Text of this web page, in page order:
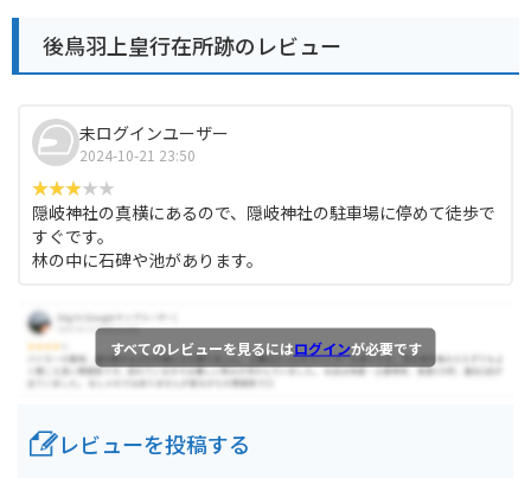
後鳥羽上皇行在所跡のレビュー
未ログインユーザー
2024-10-21 23:50
隠岐神社の真横にあるので、隠岐神社の駐車場に停めて徒歩で
すぐです。
林の中に石碑や池があります。
すべてのレビューを見るにはログインが必要です
レビューを投稿する